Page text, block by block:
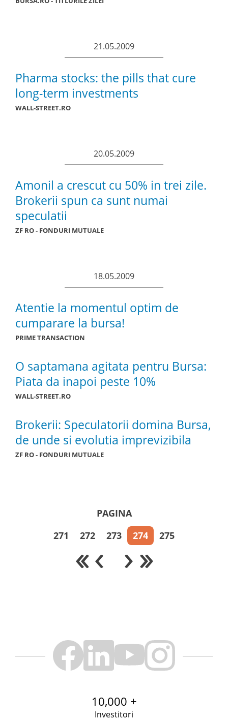
21.05.2009
Pharma stocks: the pills that cure
long-term investments
WALL-STREET.RO
20.05.2009
Amonil a crescut cu 50% in trei zile.
Brokerii spun ca sunt numai
speculatii
ZF RO - FONDURI MUTUALE
18.05.2009
Atentie la momentul optim de
cumparare la bursa!
PRIME TRANSACTION
O saptamana agitata pentru Bursa:
Piata da inapoi peste 10%
WALL-STREET.RO
Brokerii: Speculatorii domina Bursa,
de unde si evolutia imprevizibila
ZF RO - FONDURI MUTUALE
PAGINA
271
272 273 274 275
10,000 +
Investitori